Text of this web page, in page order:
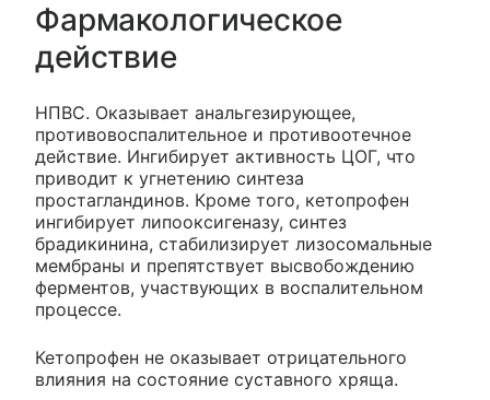
Фармакологическое
действие
НПВС. Оказывает анальгезирующее,
противовоспалительное и противоотечное
действие. Ингибирует активность ЦОГ, что
приводит к угнетению синтеза
простагландинов. Кроме того, кетопрофен
ингибирует липооксигеназу, синтез
брадикинина, стабилизирует лизосомальные
мембраны и препятствует высвобождению
ферментов, участвующих в воспалительном
процессе.
Кетопрофен не оказывает отрицательного
влияния на состояние суставного хряща.